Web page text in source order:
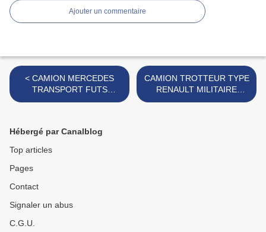
Ajouter un commentaire
< CAMION MERCEDES
TRANSPORT FUTS
MARQUE INCONNUE
CAMION TROTTEUR TYPE
RENAULT MILITAIRE
MARQUE INCONNUE >
Hébergé par Canalblog
Top articles
Pages
Contact
Signaler un abus
C.G.U.